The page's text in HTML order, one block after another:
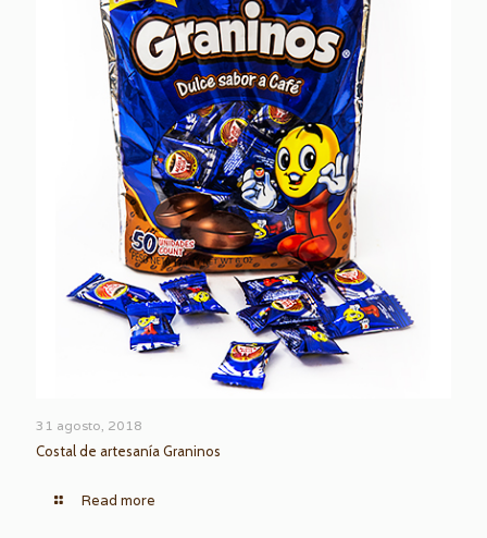
31 agosto, 2018
Costal de artesanía Graninos
Read more